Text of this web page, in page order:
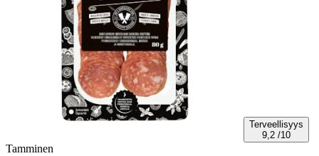
Terveellisyys
9,2 /10
Tamminen